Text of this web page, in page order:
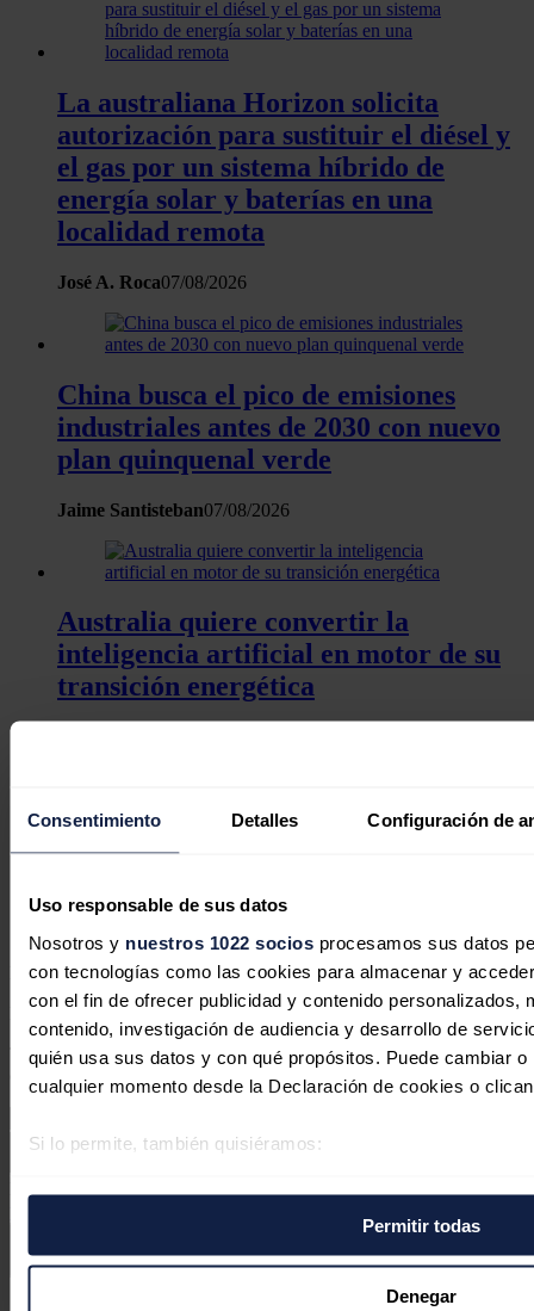
Consentimiento Detalles Configuración de
Uso responsable de sus datos
Nosotros y nuestros 1022 sociosprocesamos sus datos
con tecnologías como las cookies para almacenar y
con el fin de ofrecer publicidad y contenido personalizados,
contenido, investigación de audiencia y desarrollo de
quién usa sus datos y con qué propósitos. Puede cambiar
cualquier momento desde la Declaración de cookies o
Si lo permite, también quisiéramos:
Identificar su dispositivo analizándolo activamente
específicas (huellas digitales)
Obtenga más información sobre cómo se procesan sus
Permitir todas
Denegar
La australiana Horizon solicita
autorización para sustituir el diésel y
el gas por un sistema híbrido de
energía solar y baterías en una
localidad remota
José A. Roca07/08/2026
China busca el pico de emisiones
industriales antes de 2030 con nuevo
plan quinquenal verde
Jaime Santisteban07/08/2026
Australia quiere convertir la
inteligencia artificial en motor de su
transición energética
Australia no alcanzará su objetivo del
05/08/2026
No hay comentarios
Deja tu comentario
Tu dirección de correo electrónico no será publicada. Todos los
campos son obligatorios
Enviar comentario